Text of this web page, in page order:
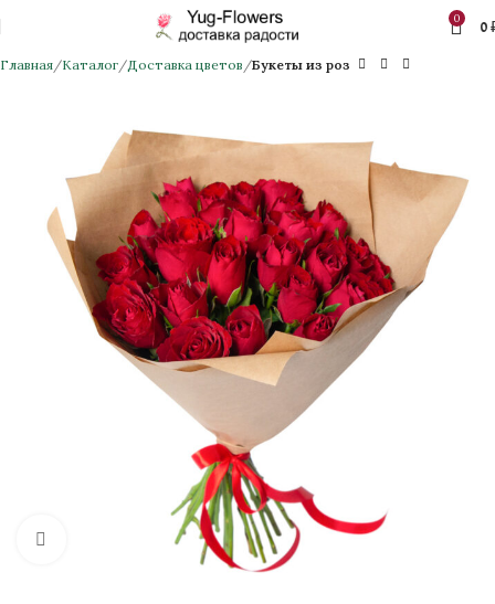
0 0
Главная Каталог Доставка цветов Букеты из роз
Нажмите, чтобы увеличить изображение